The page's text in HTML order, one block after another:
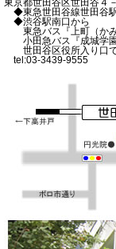
東京都世田谷区世田谷４
◆東急世田谷線世田谷駅
◆渋谷駅南口から
東急バス『上町（かみ
小田急バス『成城学園
世田谷区役所入り口で
tel:03-3439-9555